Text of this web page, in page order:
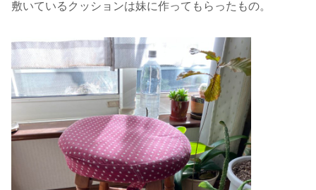
敷いているクッションは妹に作ってもらったもの。